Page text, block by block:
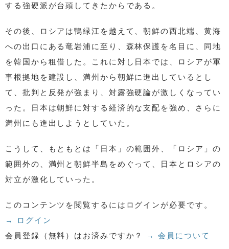
する強硬派が台頭してきたからである。
その後、ロシアは鴨緑江を越えて、朝鮮の西北端、黄海
への出口にある竜岩浦に至り、森林保護を名目に、同地
を韓国から租借した。これに対し日本では、ロシアが軍
事根拠地を建設し、満州から朝鮮に進出しているとし
て、批判と反発が強まり、対露強硬論が激しくなってい
った。日本は朝鮮に対する経済的な支配を強め、さらに
満州にも進出しようとしていた。
こうして、もともとは「日本」の範囲外、「ロシア」の
範囲外の、満州と朝鮮半島をめぐって、日本とロシアの
対立が激化していった。
このコンテンツを閲覧するにはログインが必要です。
→ ログイン
会員登録（無料）はお済みですか？
→ 会員について